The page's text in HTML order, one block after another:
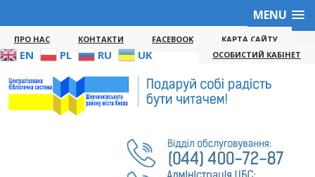
MENU
ПРО НАС КОНТАКТИ FACEBOOK КАРТА САЙТУ
EN PL RU UK ОСОБИСТИЙ КАБІНЕТ